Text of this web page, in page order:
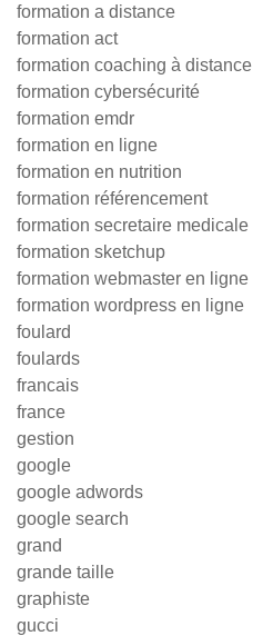
formation a distance
formation act
formation coaching à distance
formation cybersécurité
formation emdr
formation en ligne
formation en nutrition
formation référencement
formation secretaire medicale
formation sketchup
formation webmaster en ligne
formation wordpress en ligne
foulard
foulards
francais
france
gestion
google
google adwords
google search
grand
grande taille
graphiste
gucci